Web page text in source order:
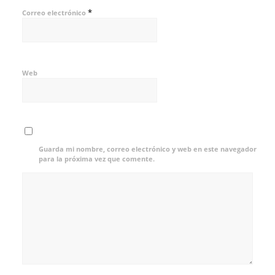
Correo electrónico *
Web
Guarda mi nombre, correo electrónico y web en este navegador
para la próxima vez que comente.